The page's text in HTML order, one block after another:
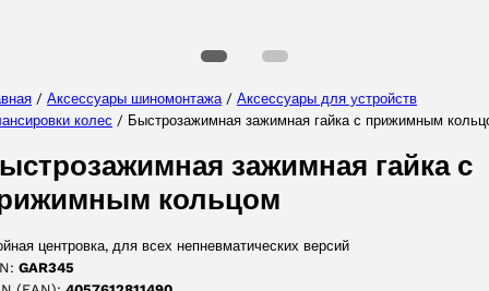
/ Аксессуары шиномонтажа / Аксессуары для yстройств
колес / Быстрозажимная зажимная гайка с прижимным
зажимная гайка с
кольцом
центровка, для всех непневматических версий
GAR345
ПРИНЯТЬ